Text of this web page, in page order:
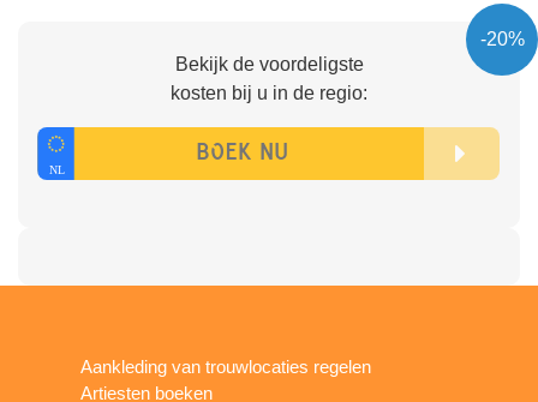
-20%
Bekijk de voordeligste
kosten bij u in de regio:
Aankleding van trouwlocaties regelen
Artiesten boeken